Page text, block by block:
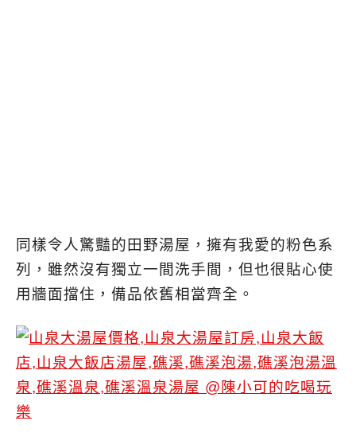
同樣令人驚豔的田野湯屋，擁有我愛的粉色系
列，雖然沒有獨立一間洗手間，但也很貼心使
用牆面擋住，備品依舊相當齊全。